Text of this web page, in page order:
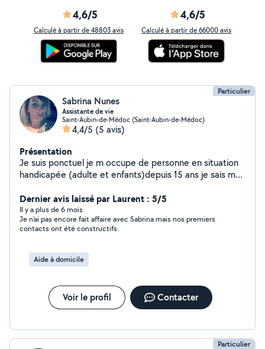
4,6/5
Calculé à partir de 48803 avis
4,6/5
Calculé à partir de 66000 avis
Particulier
Sabrina Nunes
Assistante de vie
Saint-Aubin-de-Médoc (Saint-Aubin-de-Médoc)
4,4/5 (5 avis)
Présentation
Je suis ponctuel je m occupe de personne en situation
handicapée (adulte et enfants)depuis 15 ans je sais me
Dernier avis laissé par Laurent : 5/5
Il y a plus de 6 mois
Je n'ai pas encore fait affaire avec Sabrina mais nos premiers
contacts ont été constructifs.
Aide à domicile
Voir le profil Contacter
Particulier